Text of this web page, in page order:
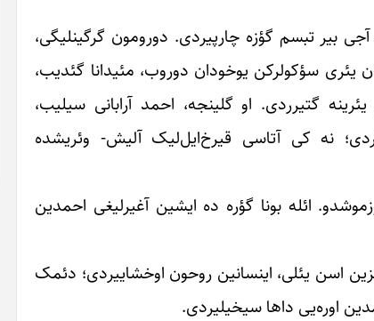
بیر تبسم گؤزه چارپیردی. دورومون گرگینلیگی،
یئری سؤکولرکن یوخودان دوروب، مئیدانا گئدیب،
گتیرردی. او گلینجه، احمد آرابانی سیلیب،
نه کی آتاسی قیرخ‌ایل‌لیک آلیش- وئریشده
ائله بونا گؤره ده ایشین آغیرلیغی احمدین
اسن یئلی، اینسانین روحون اوخشاییردی؛ دئمک
اوره‌یی داها سیخیلیردی.